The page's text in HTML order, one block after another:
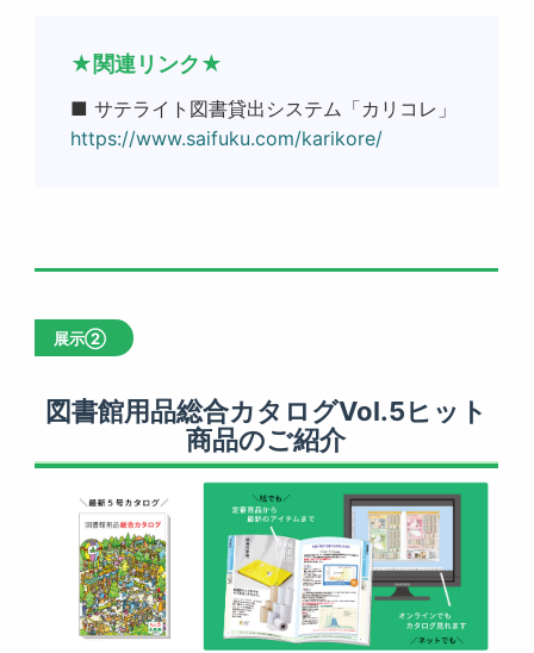
★関連リンク★
■ サテライト図書貸出システム「カリコレ」
https://www.saifuku.com/karikore/
展示②
図書館用品総合カタログVol.5ヒット
商品のご紹介